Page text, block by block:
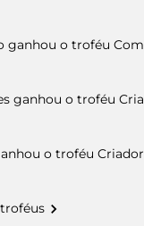
ganhou o troféu
ganhou o troféu
o troféu